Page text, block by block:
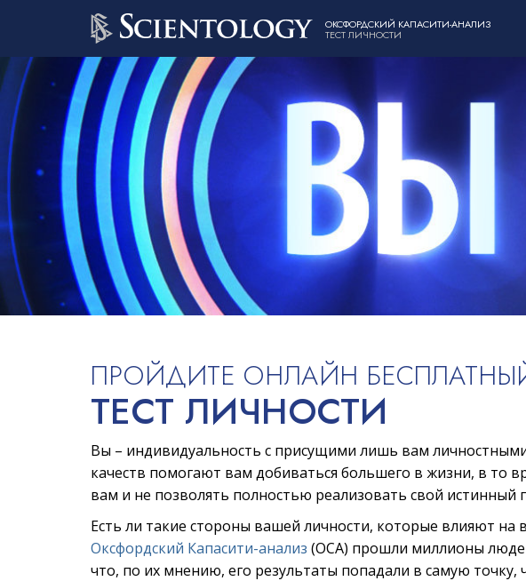
ОКСФОРДСКИЙ КАПАСИТИ-АНАЛИЗ
ТЕСТ ЛИЧНОСТИ
ПРОЙДИТЕ ОНЛАЙН
ТЕСТ ЛИЧНОСТИ
Вы – индивидуальность с присущими лишь вам
качеств помогают вам добиваться большего в жизни, в то
вам и не позволять полностью реализовать свой истинный
Есть ли такие стороны вашей личности, которые влияют на
Оксфордский Капасити-анализ (ОСА) прошли миллионы
что, по их мнению, его результаты попадали в самую точку,